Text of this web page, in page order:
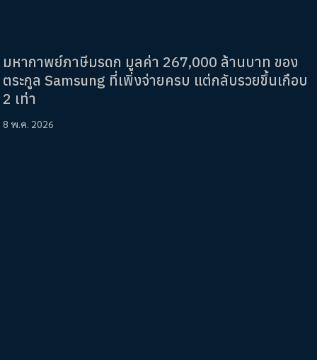
มหากาพย์ภาษีมรดก มูลค่า 267,000 ล้านบาท ของ
ตระกูล Samsung ที่เพิ่งจ่ายครบ แต่กลับรวยขึ้นเกือบ
2 เท่า
8 พ.ค. 2026